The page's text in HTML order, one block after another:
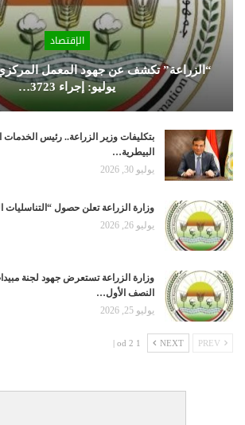
الإقتصاد
“الزراعة” تكشف عن جهود المعمل
يوليو: إجراء 3723…
بتكليفات وزير الزراعة.. رئيس الخدمات
البيطرية…
يوليو 30, 2026
وزارة الزراعة تعلن حصول “التناسليات
يوليو 26, 2026
وزارة الزراعة تستعرض جهود لجنة
النصف الأول…
يوليو 25, 2026
NEXT
1 od 2 |